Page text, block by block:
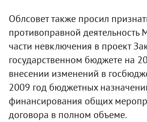
Облсовет также просил
противоправной деятельность
части невключения в проект
государственном бюджете на
внесении изменений в
2009 год бюджетных
финансирования общих
договора в полном объеме.